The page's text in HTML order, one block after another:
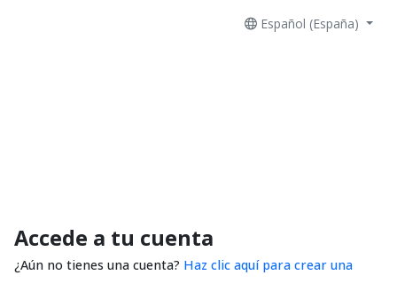
Español (España)
Accede a tu cuenta
¿Aún no tienes una cuenta? Haz clic aquí para crear una